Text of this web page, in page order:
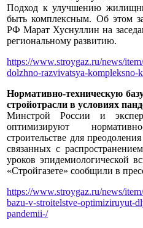
Подход к улучшению
быть комплексным. Об этом
РФ Марат Хуснуллин на
региональному развитию.
https://www.stroygaz.ru/news/
dolzhno-razvivatsya-kompleksno-
Нормативно-техническую
стройотрасли в условиях
Минстрой России и
оптимизируют
строительстве для
связанных с
уроков эпидемиологической
«Стройгазете» сообщили в
https://www.stroygaz.ru/news/
bazu-v-stroitelstve-optimiziruyut-
pandemii-/